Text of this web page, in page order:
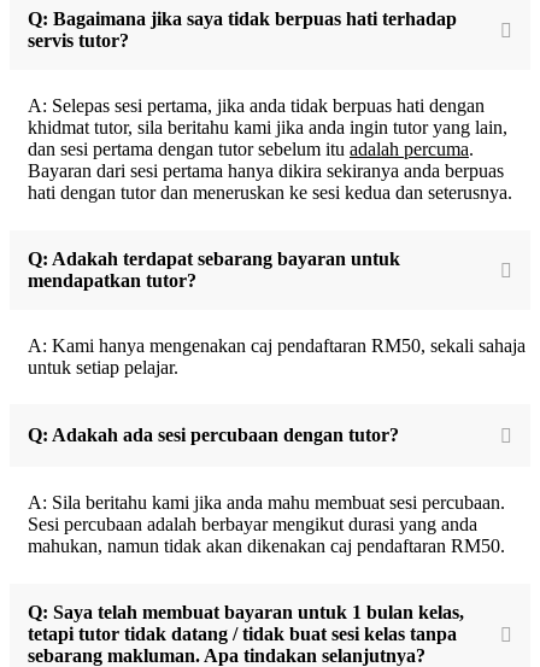
Q: Bagaimana jika saya tidak berpuas hati terhadap
servis tutor?
A: Selepas sesi pertama, jika anda tidak berpuas hati dengan
khidmat tutor, sila beritahu kami jika anda ingin tutor yang lain,
dan sesi pertama dengan tutor sebelum itu adalah percuma.
Bayaran dari sesi pertama hanya dikira sekiranya anda berpuas
hati dengan tutor dan meneruskan ke sesi kedua dan seterusnya.
Q: Adakah terdapat sebarang bayaran untuk
mendapatkan tutor?
A: Kami hanya mengenakan caj pendaftaran RM50, sekali sahaja
untuk setiap pelajar.
Q: Adakah ada sesi percubaan dengan tutor?
A: Sila beritahu kami jika anda mahu membuat sesi percubaan.
Sesi percubaan adalah berbayar mengikut durasi yang anda
mahukan, namun tidak akan dikenakan caj pendaftaran RM50.
Q: Saya telah membuat bayaran untuk 1 bulan kelas,
tetapi tutor tidak datang / tidak buat sesi kelas tanpa
sebarang makluman. Apa tindakan selanjutnya?